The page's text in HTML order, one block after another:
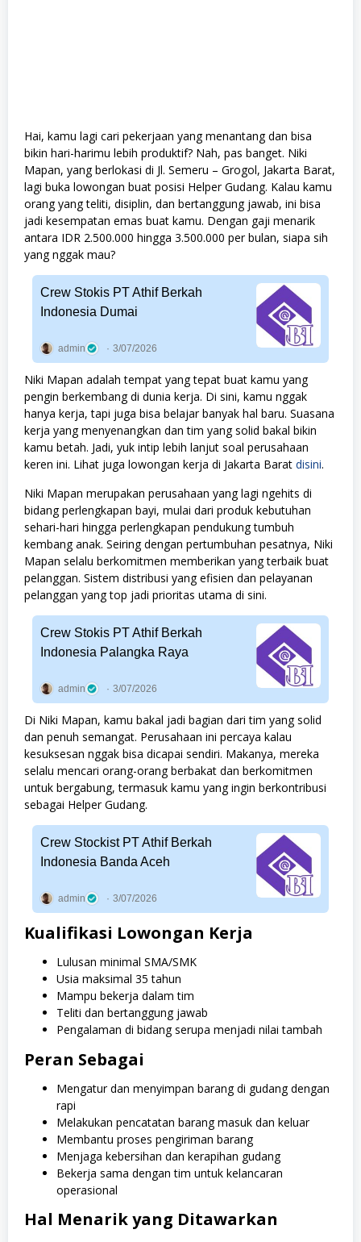
Hai, kamu lagi cari pekerjaan yang menantang dan bisa
bikin hari-harimu lebih produktif? Nah, pas banget. Niki
Mapan, yang berlokasi di Jl. Semeru – Grogol, Jakarta Barat,
lagi buka lowongan buat posisi Helper Gudang. Kalau kamu
orang yang teliti, disiplin, dan bertanggung jawab, ini bisa
jadi kesempatan emas buat kamu. Dengan gaji menarik
antara IDR 2.500.000 hingga 3.500.000 per bulan, siapa sih
yang nggak mau?
Crew Stokis PT Athif Berkah
Indonesia Dumai
admin 3/07/2026
Niki Mapan adalah tempat yang tepat buat kamu yang
pengin berkembang di dunia kerja. Di sini, kamu nggak
hanya kerja, tapi juga bisa belajar banyak hal baru. Suasana
kerja yang menyenangkan dan tim yang solid bakal bikin
kamu betah. Jadi, yuk intip lebih lanjut soal perusahaan
keren ini. Lihat juga lowongan kerja di Jakarta Barat disini.
Niki Mapan merupakan perusahaan yang lagi ngehits di
bidang perlengkapan bayi, mulai dari produk kebutuhan
sehari-hari hingga perlengkapan pendukung tumbuh
kembang anak. Seiring dengan pertumbuhan pesatnya, Niki
Mapan selalu berkomitmen memberikan yang terbaik buat
pelanggan. Sistem distribusi yang efisien dan pelayanan
pelanggan yang top jadi prioritas utama di sini.
Crew Stokis PT Athif Berkah
Indonesia Palangka Raya
admin 3/07/2026
Di Niki Mapan, kamu bakal jadi bagian dari tim yang solid
dan penuh semangat. Perusahaan ini percaya kalau
kesuksesan nggak bisa dicapai sendiri. Makanya, mereka
selalu mencari orang-orang berbakat dan berkomitmen
untuk bergabung, termasuk kamu yang ingin berkontribusi
sebagai Helper Gudang.
Crew Stockist PT Athif Berkah
Indonesia Banda Aceh
admin 3/07/2026
Kualifikasi Lowongan Kerja
Lulusan minimal SMA/SMK
Usia maksimal 35 tahun
Mampu bekerja dalam tim
Teliti dan bertanggung jawab
Pengalaman di bidang serupa menjadi nilai tambah
Peran Sebagai
Mengatur dan menyimpan barang di gudang dengan
rapi
Melakukan pencatatan barang masuk dan keluar
Membantu proses pengiriman barang
Menjaga kebersihan dan kerapihan gudang
Bekerja sama dengan tim untuk kelancaran
operasional
Hal Menarik yang Ditawarkan